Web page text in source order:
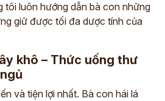
luôn hướng dẫn bà con những
giữ được tối đa dược tính của
khô – Thức uống thư
và tiện lợi nhất. Bà con hái lá